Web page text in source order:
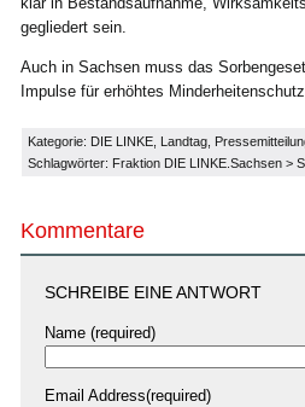
gegliedert sein.
Auch in Sachsen muss das
Impulse für erhöhtes
Kategorie: DIE LINKE Landtag
Schlagwörter: Fraktion DIE LINKE.Sachsen >
Kommentare
SCHREIBE EINE ANTWORT
Name (required)
Email Address(required)